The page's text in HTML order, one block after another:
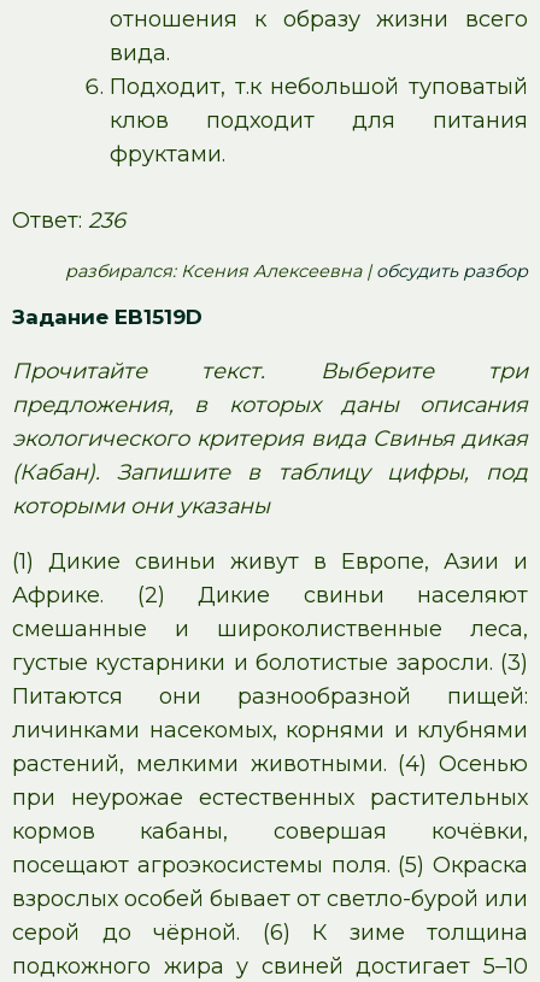
отношения к образу жизни всего
вида.
Подходит, т.к небольшой туповатый
клюв подходит для питания
фруктами.
Ответ: 236
pазбирался: Ксения Алексеевна |обсудить разбор
Задание EB1519D
Прочитайте текст. Выберите три
предложения, в которых даны описания
экологического критерия вида Свинья дикая
(Кабан). Запишите в таблицу цифры, под
которыми они указаны
(1) Дикие свиньи живут в Европе, Азии и
Африке. (2) Дикие свиньи населяют
смешанные и широколиственные леса,
густые кустарники и болотистые заросли. (3)
Питаются они разнообразной пищей:
личинками насекомых, корнями и клубнями
растений, мелкими животными. (4) Осенью
при неурожае естественных растительных
кормов кабаны, совершая кочёвки,
посещают агроэкосистемы поля. (5) Окраска
взрослых особей бывает от светло-бурой или
серой до чёрной. (6) К зиме толщина
подкожного жира у свиней достигает 5–10